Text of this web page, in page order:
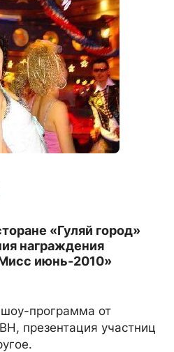
«Гуляй город»
награждения
июнь-2010»
программа от
презентация участниц